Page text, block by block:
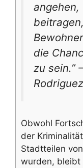
die
zu sein.”
Rodriguez
Obwohl
der
Stadtteilen
wurden, bleibt